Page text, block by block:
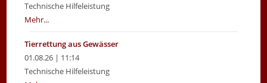
Technische Hilfeleistung
Mehr...
Tierrettung aus Gewässer
01.08.26 | 11:14
Technische Hilfeleistung